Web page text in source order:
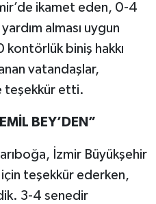
ikamet eden, 0-4
alması uygun
kontörlük biniş hakkı
vatandaşlar,
teşekkür etti.
BEY’DEN”
İzmir Büyükşehir
için teşekkür ederken,
3-4 senedir